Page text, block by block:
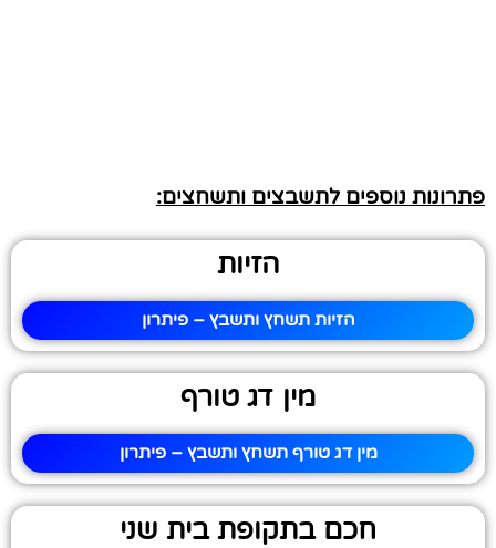
פתרונות נוספים לתשבצים ותשחצים:
הזיות
הזיות תשחץ ותשבץ – פיתרון
מין דג טורף
מין דג טורף תשחץ ותשבץ – פיתרון
חכם בתקופת בית שני